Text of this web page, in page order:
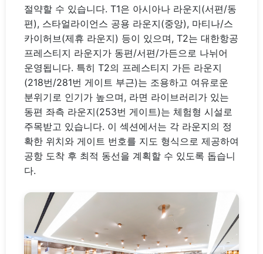
절약할 수 있습니다. T1은 아시아나 라운지(서편/동
편), 스타얼라이언스 공용 라운지(중앙), 마티나/스
카이허브(제휴 라운지) 등이 있으며, T2는 대한항공
프레스티지 라운지가 동편/서편/가든으로 나뉘어
운영됩니다. 특히 T2의 프레스티지 가든 라운지
(218번/281번 게이트 부근)는 조용하고 여유로운
분위기로 인기가 높으며, 라면 라이브러리가 있는
동편 좌측 라운지(253번 게이트)는 체험형 시설로
주목받고 있습니다. 이 섹션에서는 각 라운지의 정
확한 위치와 게이트 번호를 지도 형식으로 제공하여
공항 도착 후 최적 동선을 계획할 수 있도록 돕습니
다.